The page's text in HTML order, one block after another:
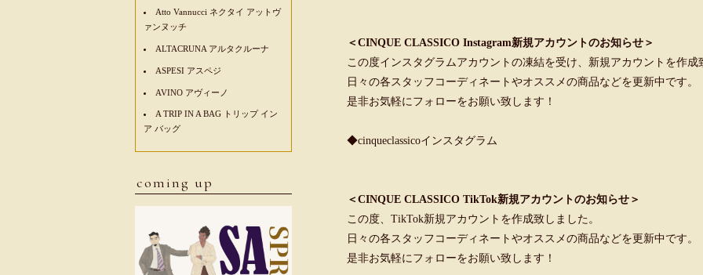
＜CINQUE CLASSICO Instagram新規アカウントのお知らせ＞
この度インスタグラムアカウントの凍結を受け、新規アカウントを作成
日々の各スタッフコーディネートやオススメの商品などを更新中です。
是非お気軽にフォローをお願い致します！
◆cinqueclassicoインスタグラム
＜CINQUE CLASSICO TikTok新規アカウントのお知らせ＞
この度、TikTok新規アカウントを作成致しました。
日々の各スタッフコーディネートやオススメの商品などを更新中です。
是非お気軽にフォローをお願い致します！
Atto Vannucci ネクタイ アットヴ
ァンヌッチ
ALTACRUNA アルタクルーナ
ASPESI アスペジ
AVINO アヴィーノ
A TRIP IN A BAG トリップ イン
ア バッグ
coming up